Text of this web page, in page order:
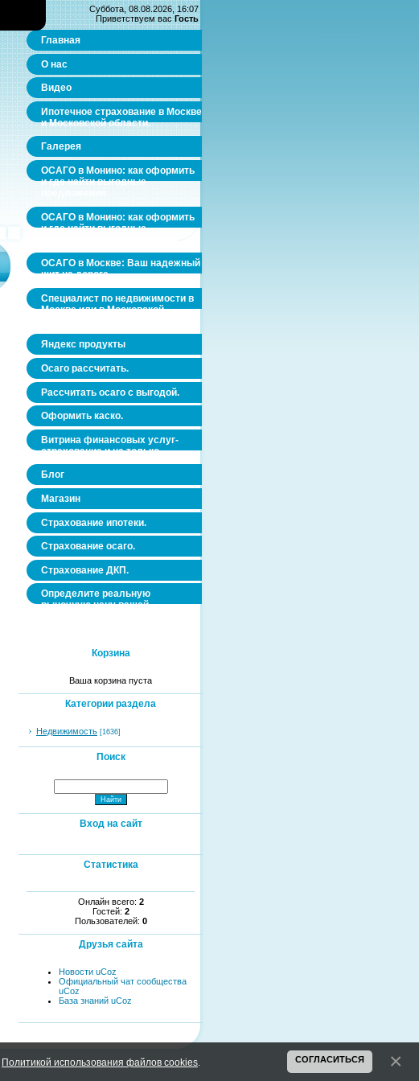
Суббота, 08.08.2026, 16:07
Приветствуем вас Гость
Главная
О нас
Видео
Ипотечное страхование в Москве
и Московской области.
Галерея
ОСАГО в Монино: как оформить
и где найти выгодные
ОСАГО в Монино: как оформить
и где найти выгодные
ОСАГО в Москве: Ваш надежный
щит на дороге
Специалист по недвижимости в
Москве или в Московской
Яндекс продукты
Осаго рассчитать.
Рассчитать осаго с выгодой.
Оформить каско.
Витрина финансовых услуг-
страхование и не только.
Блог
Магазин
Страхование ипотеки.
Страхование осаго.
Страхование ДКП.
Определите реальную
рыночную цену вашей
Корзина
Ваша корзина пуста
Категории раздела
Недвижимость [1636]
Поиск
Вход на сайт
Статистика
Онлайн всего: 2
Гостей: 2
Пользователей: 0
Друзья сайта
Новости uCoz
Официальный чат сообщества
uCoz
База знаний uCoz
Политикой использования файлов cookies СОГЛАСИТЬСЯ